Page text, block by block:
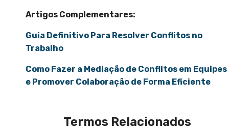
Artigos Complementares:
Guia Definitivo Para Resolver Conflitos no
Trabalho
Como Fazer a Mediação de Conflitos em Equipes
e Promover Colaboração de Forma Eficiente
Termos Relacionados